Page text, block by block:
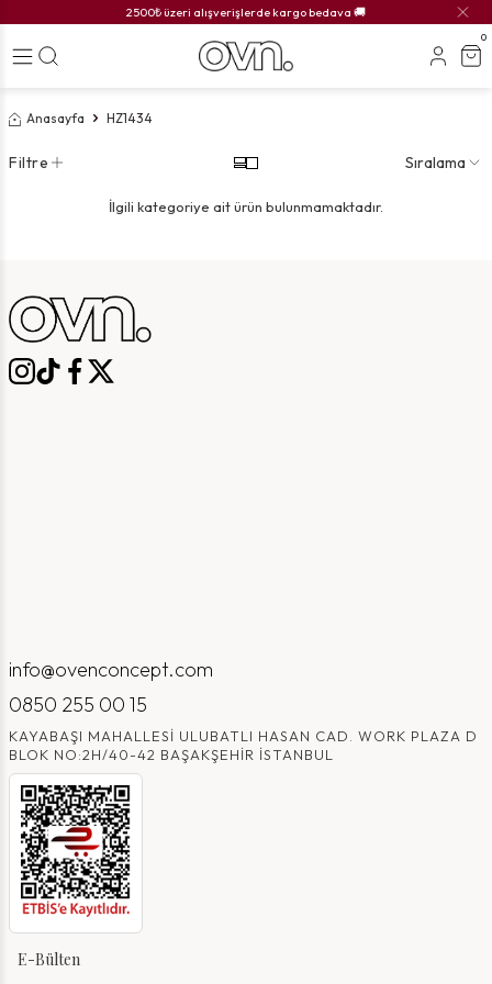
2500₺ üzeri alışverişlerde kargo bedava 🚚
0
Anasayfa HZ1434
Filtre Sıralama
İlgili kategoriye ait ürün bulunmamaktadır.
info@ovenconcept.com
0850 255 00 15
KAYABAŞI MAHALLESI ULUBATLI HASAN CAD. WORK PLAZA D
BLOK NO:2H/40-42 BAŞAKŞEHIR İSTANBUL
E-Bülten